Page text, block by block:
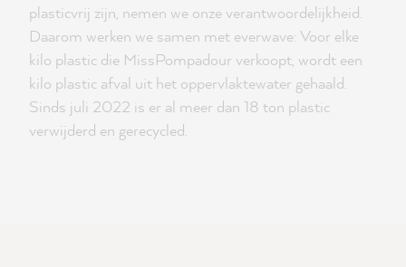
plasticvrij zijn, nemen we onze verantwoordelijkheid.
Daarom werken we samen met everwave: Voor elke
kilo plastic die MissPompadour verkoopt, wordt een
kilo plastic afval uit het oppervlaktewater gehaald.
Sinds juli 2022 is er al meer dan 18 ton plastic
verwijderd en gerecycled.